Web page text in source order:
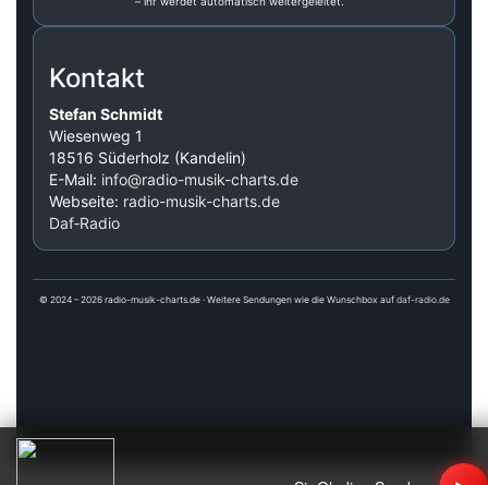
Kontakt
Stefan Schmidt
Wiesenweg 1
18516 Süderholz (Kandelin)
E-Mail: info@radio-musik-charts.de
Webseite: radio-musik-charts.de
Daf‑Radio
© 2024 – 2026 radio-musik-charts.de · Weitere Sendungen wie die Wunschbox auf daf-radio.de